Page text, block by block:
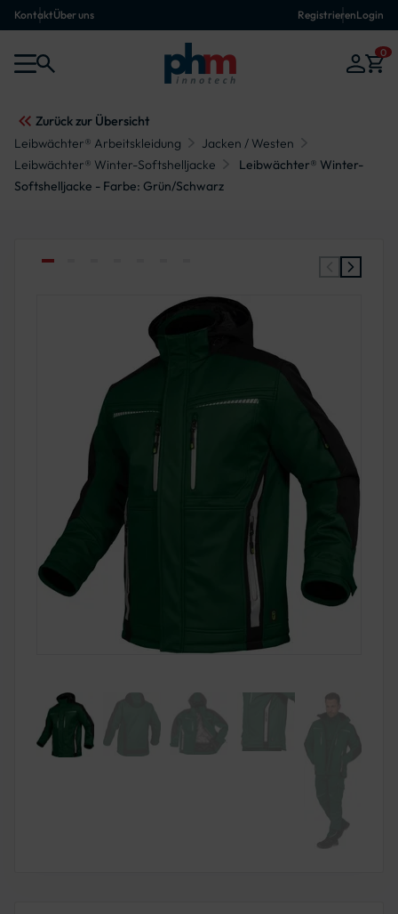
KontaktÜber uns RegistrierenLogin
0
Zurück zur Übersicht
Leibwächter® Arbeitskleidung
Jacken / Westen
Leibwächter® Winter-Softshelljacke
Leibwächter® Winter-
Softshelljacke - Farbe: Grün/Schwarz